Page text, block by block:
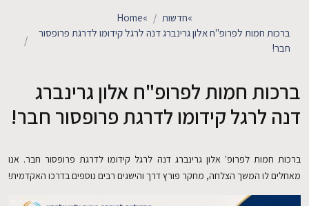
לימודים
מחקר
חדשות ואירועים
קשרי תעשייה
Home» חדשות»
ברכות חמות לפרופ"ח אלון גרינברג דנה לרגל קידומו לדרגת פרופסור
חבר!
ברכות חמות לפרופ"ח אלון גרינברג
דנה לרגל קידומו לדרגת פרופסור חבר!
ברכות חמות לפרופ' אלון גרינברג דנה לרגל קידומו לדרגת פרופסור חבר. אנו
מאחלים לו המשך הצלחה, מחקר פורץ דרך והישגים רבים נוספים בדרכו האקדמית!